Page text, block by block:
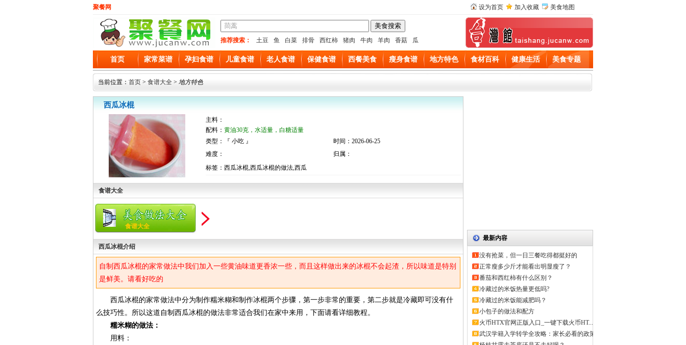
聚餐网 设为首页 加入收藏 美食地图
推荐搜索： 土豆 鱼 白菜 排骨 西红柿 猪肉 牛肉 羊肉 香菇 瓜
首页 家常菜谱 孕妇食谱 儿童食谱 老人食谱 保健食谱 西餐美食 瘦身食谱 地方特色 食材百科 健康生活 美食专题
当前位置： 首页 > 食谱大全 > 地方特色
西瓜冰棍
主料：
配料： 黄油30克，水适量，白糖适量
类型：『 小吃 』
时间：2026-06-25
难度：
归属：
标签：西瓜冰棍,西瓜冰棍的做法,西瓜
食谱大全
食谱大全
西瓜冰棍介绍
自制西瓜冰棍的家常做法中我们加入一些黄油味道更香浓一些，而且这样做出来的冰棍不会起渣，所以味道是特别
是鲜美。请看好吃的
西瓜冰棍的家常做法中分为制作糯米糊和制作冰棍两个步骤，第一步非常的重要，第二步就是冷藏即可没有什
么技巧性。所以这道自制西瓜冰棍的做法非常适合我们在家中来用，下面请看详细教程。
糯米糊的做法：
用料：
最新内容
没有抢菜，但一日三餐吃得都挺好的
正常瘦多少斤才能看出明显瘦了？
番茄和西红柿有什么区别？
冷藏过的米饭热量更低吗?
冷藏过的米饭能减肥吗？
小包子的做法和配方
火币HTX官网正版入口_一键下载火币HT...
武汉学籍入学转学全攻略：家长必看的政策